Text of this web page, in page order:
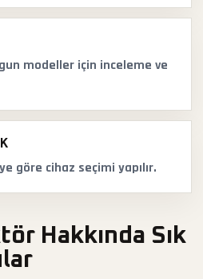
modeller için inceleme ve
göre cihaz seçimi yapılır.
Hakkında Sık